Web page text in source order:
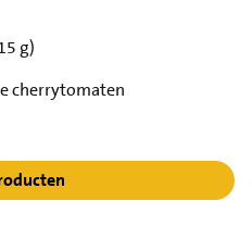
g)
cherrytomaten